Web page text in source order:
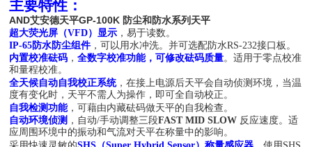
主要特性：
AND艾安德天平GP-100K 防尘和防水系列天平
超大荧光屏（VFD）显示 ，易于读数。
IP-65防水防尘组件，可以用水冲洗。并可选配防水RS-232接口板。
内置校准砝码 ，全数字校准功能，可修改砝码质量。适用于零点校准
和量程校准。
全天候自动自我校正系统，在接上电源后天平会自动侦测环境，当温
度有变化时，天平不需人为操作，即可全自动校正。
自我检测功能，可藉由内藏砝码做天平的自我检查。
自动环境侦测 ，自动/手动调整三段FAST MID SLOW 反应速度。适
应周围环境中的振动和气流对天平在称量中的影响。